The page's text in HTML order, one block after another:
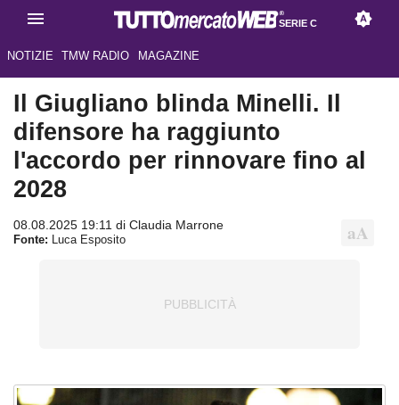
SERIE C
NOTIZIE TMW RADIO MAGAZINE
Il Giugliano blinda Minelli. Il
difensore ha raggiunto
l'accordo per rinnovare fino al
2028
08.08.2025 19:11 di Claudia Marrone
Fonte: Luca Esposito